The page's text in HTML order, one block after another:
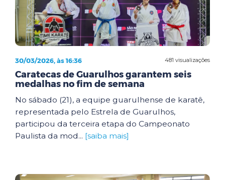
481 visualizações
30/03/2026, às 16:36
Caratecas de Guarulhos garantem seis
medalhas no fim de semana
No sábado (21), a equipe guarulhense de karatê,
representada pelo Estrela de Guarulhos,
participou da terceira etapa do Campeonato
Paulista da mod... [saiba mais]